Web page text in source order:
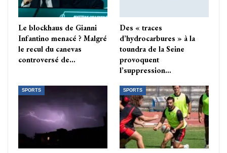
Le blockhaus de Gianni
Infantino menacé ? Malgré
le recul du canevas
controversé de…
Des « traces
d’hydrocarbures » à la
toundra de la Seine
provoquent
l’suppression…
SPORTS SPORTS